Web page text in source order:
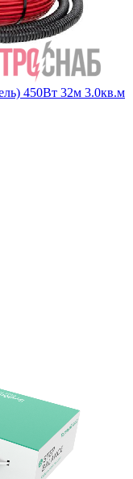
450Вт 32м 3.0кв.м